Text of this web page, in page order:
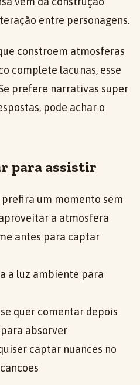
entre personagens.
constroem atmosferas
complete lacunas, esse
prefere narrativas super
pode achar o
para assistir
prefira um momento sem
a atmosfera
antes para captar
a luz ambiente para
quer comentar depois
absorver
captar nuances no